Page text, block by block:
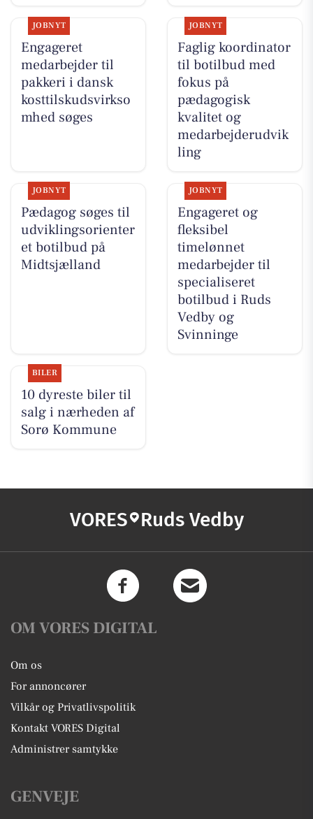
JOBNYT
Engageret
medarbejder til
pakkeri i dansk
kosttilskudsvirkso
mhed søges
JOBNYT
Faglig koordinator
til botilbud med
fokus på
pædagogisk
kvalitet og
medarbejderudvik
ling
JOBNYT
Pædagog søges til
udviklingsorienter
et botilbud på
Midtsjælland
JOBNYT
Engageret og
fleksibel
timelønnet
medarbejder til
specialiseret
botilbud i Ruds
Vedby og
Svinninge
BILER
10 dyreste biler til
salg i nærheden af
Sorø Kommune
VORES Ruds Vedby
OM VORES DIGITAL
Om os
For annoncører
Vilkår og Privatlivspolitik
Kontakt VORES Digital
Administrer samtykke
GENVEJE